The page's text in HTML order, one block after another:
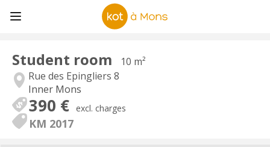
Student room
10 m²
Rue des Epingliers 8
Inner Mons
390 € excl. charges
KM 2017